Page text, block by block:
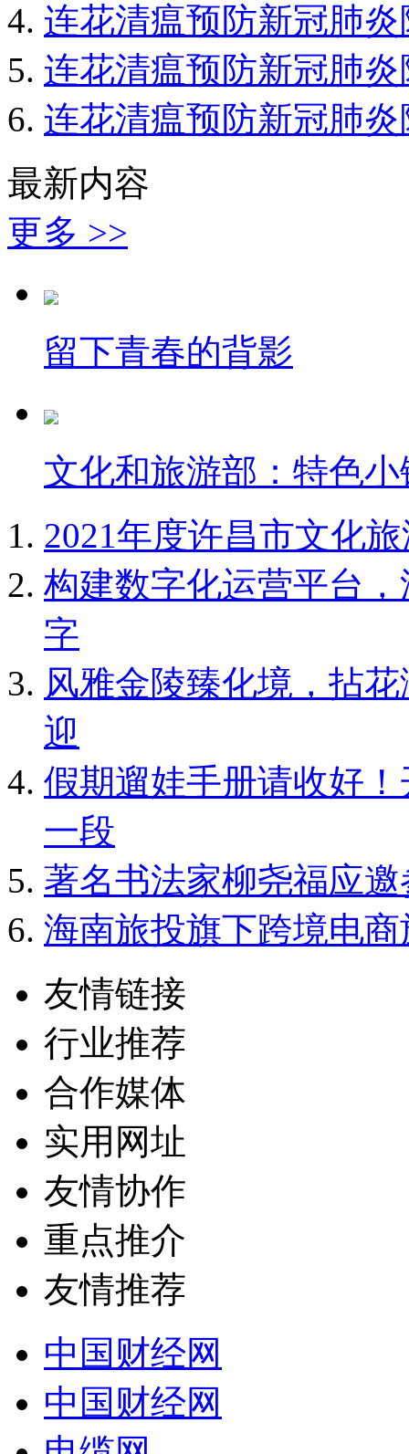
连花清瘟预防新冠肺
连花清瘟预防新冠肺
连花清瘟预防新冠肺
最新内容
更多 >>
留下青春的背影
文化和旅游部：特色
2021年度许昌市文化
构建数字化运营平台
字
风雅金陵臻化境，拈
迎
假期遛娃手册请收好
一段
著名书法家柳尧福应
海南旅投旗下跨境电
友情链接
行业推荐
合作媒体
实用网址
友情协作
重点推介
友情推荐
中国财经网
中国财经网